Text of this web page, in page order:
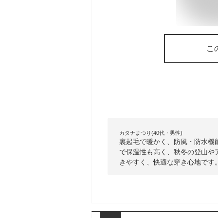
こ
カタナまつり(40代・男性)
裏起毛で暖かく、防風・防水
で保温性も高く、秋冬の登山
きやすく、快適な穿き心地です